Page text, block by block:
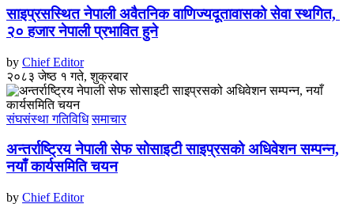
साइप्रसस्थित नेपाली अवैतनिक वाणिज्यदूतावासको सेवा स्थगित,
२० हजार नेपाली प्रभावित हुने
by Chief Editor
२०८३ जेष्ठ १ गते, शुक्रबार
संघसंस्था गतिविधि समाचार
अन्तर्राष्ट्रिय नेपाली सेफ सोसाइटी साइप्रसको अधिवेशन सम्पन्न,
नयाँ कार्यसमिति चयन
by Chief Editor